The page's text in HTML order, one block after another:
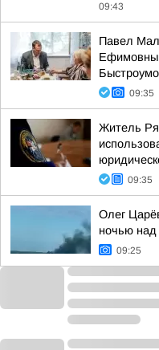
09:43
Павел
Ефимовны
09:35
Житель
09:35
Олег
ночью над
09:25